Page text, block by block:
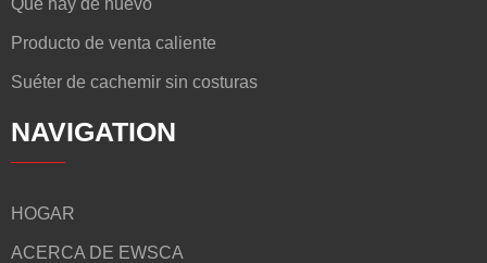
Qué hay de nuevo
Producto de venta caliente
Suéter de cachemir sin costuras
NAVIGATION
HOGAR
ACERCA DE EWSCA